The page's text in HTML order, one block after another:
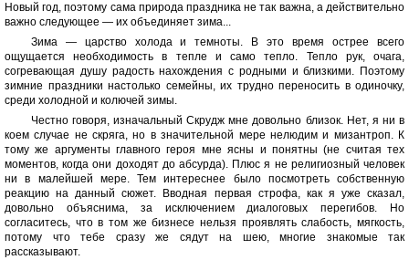
Новый год, поэтому сама природа праздника не так важна, а действительно
важно следующее — их объединяет зима...
Зима — царство холода и темноты. В это время острее всего
ощущается необходимость в тепле и само тепло. Тепло рук, очага,
согревающая душу радость нахождения с родными и близкими. Поэтому
зимние праздники настолько семейны, их трудно переносить в одиночку,
среди холодной и колючей зимы.
Честно говоря, изначальный Скрудж мне довольно близок. Нет, я ни в
коем случае не скряга, но в значительной мере нелюдим и мизантроп. К
тому же аргументы главного героя мне ясны и понятны (не считая тех
моментов, когда они доходят до абсурда). Плюс я не религиозный человек
ни в малейшей мере. Тем интереснее было посмотреть собственную
реакцию на данный сюжет. Вводная первая строфа, как я уже сказал,
довольно объяснима, за исключением диалоговых перегибов. Но
согласитесь, что в том же бизнесе нельзя проявлять слабость, мягкость,
потому что тебе сразу же сядут на шею, многие знакомые так
рассказывают.